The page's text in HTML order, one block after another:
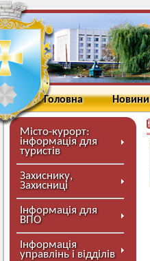
Головна Новини
Місто-курорт:
інформація для
туристів
Захиснику,
Захисниці
Інформація для
ВПО
Інформація
управлінь і відділів